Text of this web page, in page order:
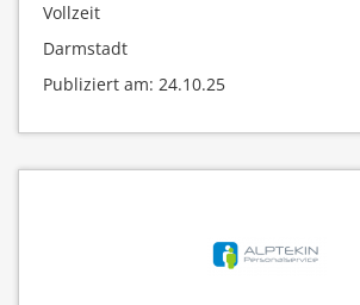
Vollzeit
Darmstadt
Publiziert am: 24.10.25